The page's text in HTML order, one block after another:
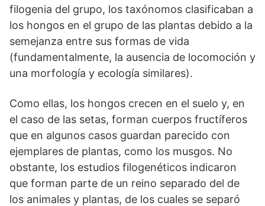
filogenia del grupo, los taxónomos clasificaban a
los hongos en el grupo de las plantas debido a la
semejanza entre sus formas de vida
(fundamentalmente, la ausencia de locomoción y
una morfología y ecología similares).
Como ellas, los hongos crecen en el suelo y, en
el caso de las setas, forman cuerpos fructíferos
que en algunos casos guardan parecido con
ejemplares de plantas, como los musgos. No
obstante, los estudios filogenéticos indicaron
que forman parte de un reino separado del de
los animales y plantas, de los cuales se separó